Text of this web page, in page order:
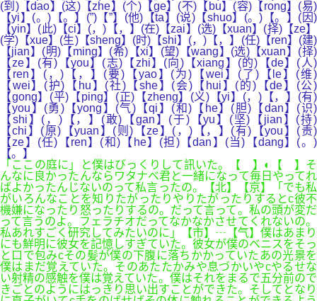
(到)【dao】(这)【zhe】(个)【ge】(不)【bu】(容)【rong】(易)
【yi】(。)【。】(”)【”】(他)【ta】(说)【shuo】(。)【。】(因)
【yin】(此)【ci】(，)【，】(在)【zai】(选)【xuan】(择)【ze】
(学)【xue】(生)【sheng】(时)【shi】(，)【，】(任)【ren】(建)
【jian】(明)【ming】(希)【xi】(望)【wang】(选)【xuan】(择)
【ze】(有)【you】(志)【zhi】(向)【xiang】(的)【de】(人)
【ren】(，)【，】(要)【yao】(为)【wei】(了)【le】(维)
【wei】(护)【hu】(社)【she】(会)【hui】(的)【de】(公)
【gong】(平)【ping】(正)【zheng】(义)【yi】(，)【，】(有)
【you】(勇)【yong】(气)【qi】(和)【he】(胆)【dan】(识)
【shi】(，)【，】(敢)【gan】(于)【yu】(坚)【jian】(持)
【chi】(原)【yuan】(则)【ze】(，)【，】(有)【you】(责)
【ze】(任)【ren】(和)【he】(担)【dan】(当)【dang】(。)
【。】
「ここの庭に」と僕はびっくりして訊いた。【 】◐【 】そ
んなに良かったんならワタナベ君と一緒になって毎日やってれ
ばよかったんじないのって私言ったの。【北】【京】「でも私
がいろんなことを知りたがったりやりたがったりするとc彼不
機嫌になったり怒ったりするの。だって言って。私の頭が変だ
って言うのよ。フェラチオだってなかなかさせてくれないの。
私あれすごく研究してみたいのに」【市】┄【气】僕はあまり
にも鮮明に彼女を記憶しすぎていた。彼女が僕のベニスをそっ
と口で包みcその髪が僕の下腹に落ちかかっていたあの光景を
僕はまだ覚えていた。そのあたたかみや息づかいやcやるせな
い射精の感触を僕は覚えていた。僕はそれをまるで五分前ので
きごとのようにはっきり思い出すことができた。そしてとなり